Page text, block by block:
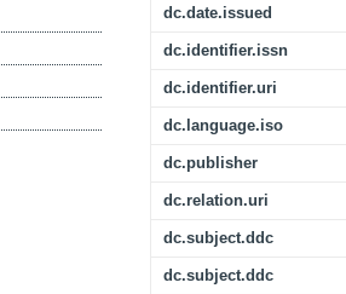
dc.date.issued
dc.identifier.issn
dc.identifier.uri
dc.language.iso
dc.publisher
dc.relation.uri
dc.subject.ddc
dc.subject.ddc